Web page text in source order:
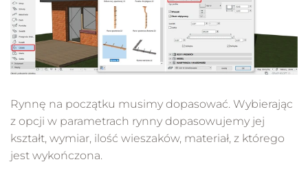
Rynnę na początku musimy dopasować. Wybierając
z opcji w parametrach rynny dopasowujemy jej
kształt, wymiar, ilość wieszaków, materiał, z którego
jest wykończona.